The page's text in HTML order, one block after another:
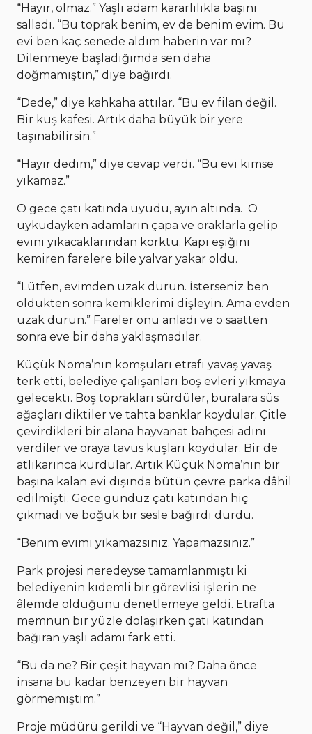
“Hayır, olmaz.” Yaşlı adam kararlılıkla başını
salladı. “Bu toprak benim, ev de benim evim. Bu
evi ben kaç senede aldım haberin var mı?
Dilenmeye başladığımda sen daha
doğmamıştın,” diye bağırdı.
“Dede,” diye kahkaha attılar. “Bu ev filan değil.
Bir kuş kafesi. Artık daha büyük bir yere
taşınabilirsin.”
“Hayır dedim,” diye cevap verdi. “Bu evi kimse
yıkamaz.”
O gece çatı katında uyudu, ayın altında. O
uykudayken adamların çapa ve oraklarla gelip
evini yıkacaklarından korktu. Kapı eşiğini
kemiren farelere bile yalvar yakar oldu.
“Lütfen, evimden uzak durun. İsterseniz ben
öldükten sonra kemiklerimi dişleyin. Ama evden
uzak durun.” Fareler onu anladı ve o saatten
sonra eve bir daha yaklaşmadılar.
Küçük Noma’nın komşuları etrafı yavaş yavaş
terk etti, belediye çalışanları boş evleri yıkmaya
gelecekti. Boş toprakları sürdüler, buralara süs
ağaçları diktiler ve tahta banklar koydular. Çitle
çevirdikleri bir alana hayvanat bahçesi adını
verdiler ve oraya tavus kuşları koydular. Bir de
atlıkarınca kurdular. Artık Küçük Noma’nın bir
başına kalan evi dışında bütün çevre parka dâhil
edilmişti. Gece gündüz çatı katından hiç
çıkmadı ve boğuk bir sesle bağırdı durdu.
“Benim evimi yıkamazsınız. Yapamazsınız.”
Park projesi neredeyse tamamlanmıştı ki
belediyenin kıdemli bir görevlisi işlerin ne
âlemde olduğunu denetlemeye geldi. Etrafta
memnun bir yüzle dolaşırken çatı katından
bağıran yaşlı adamı fark etti.
“Bu da ne? Bir çeşit hayvan mı? Daha önce
insana bu kadar benzeyen bir hayvan
görmemiştim.”
Proje müdürü gerildi ve “Hayvan değil,” diye